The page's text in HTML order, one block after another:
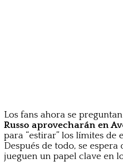
Los fans ahora se
Russo aprovecharán en
para “estirar” los límites de
Después de todo, se espera
jueguen un papel clave en